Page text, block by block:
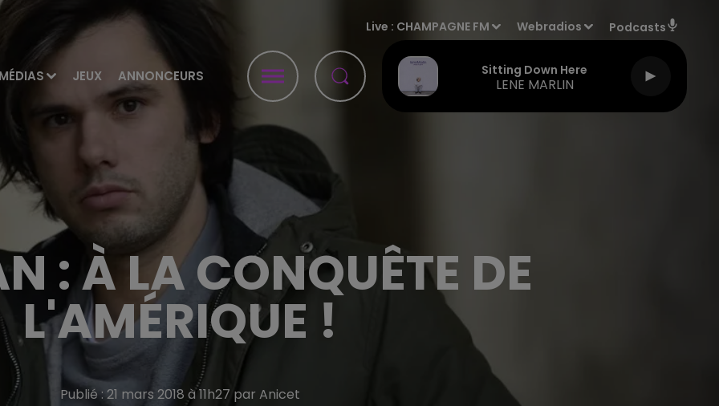
MÉDIAS JEUX ANNONCEURS
Live : CHAMPAGNE FM Webradios Podcasts
Sitting Down Here
LENE MARLIN
: À LA CONQUÊTE DE
L'AMÉRIQUE !
Publié : 21 mars 2018 à 11h27 par Anicet